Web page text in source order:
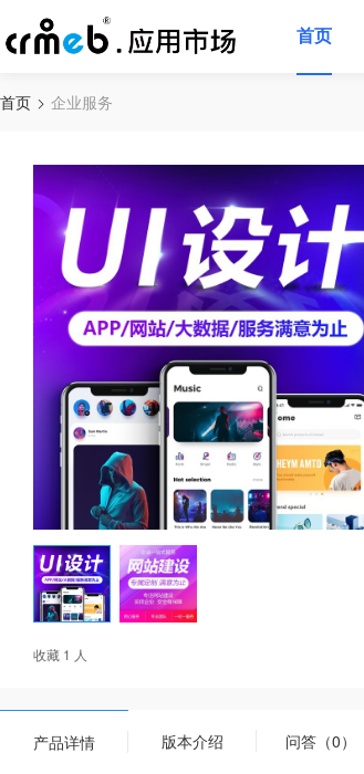
首页
首页 企业服务
收藏 1 人
产品详情 版本介绍 问答（0）